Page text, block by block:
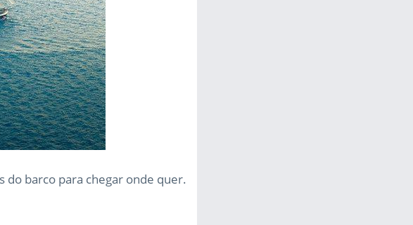
do barco para chegar onde quer.